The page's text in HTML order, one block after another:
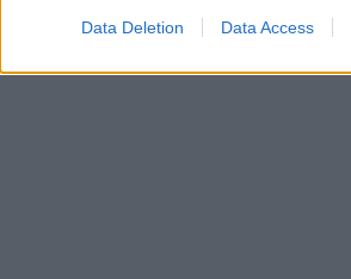
Data Deletion Data Access